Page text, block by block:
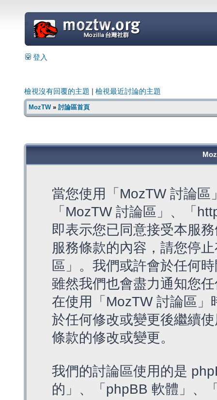
=
登入
檢視沒有回覆的主題 檢視最近討論的主題
MozTW» 討論區首頁
當您使用「MozTW 討論
「MozTW 討論區」、「
即表示您已同意接受本服
服務條款的內容，請您停
區」。我們或許會於任何
雖然我們也會盡力通知您
在使用「MozTW 討論區
於任何修改或變更後繼續
條款的修改或變更。
我們的討論區使用的是
的」、「phpBB 軟體」、